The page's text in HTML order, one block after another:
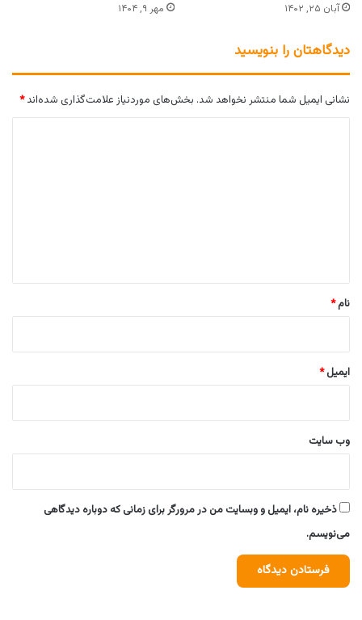
آبان ۲۵, ۱۴۰۲ مهر ۹, ۱۴۰۴
دیدگاهتان را بنویسید
نشانی ایمیل شما منتشر نخواهد شد. بخش‌های موردنیاز علامت‌گذاری شده‌اند*
نام*
ایمیل*
وب‌ سایت
ذخیره نام، ایمیل و وبسایت من در مرورگر برای زمانی که دوباره دیدگاهی
می‌نویسم.